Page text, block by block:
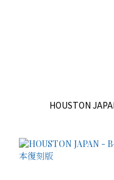
HOUSTON